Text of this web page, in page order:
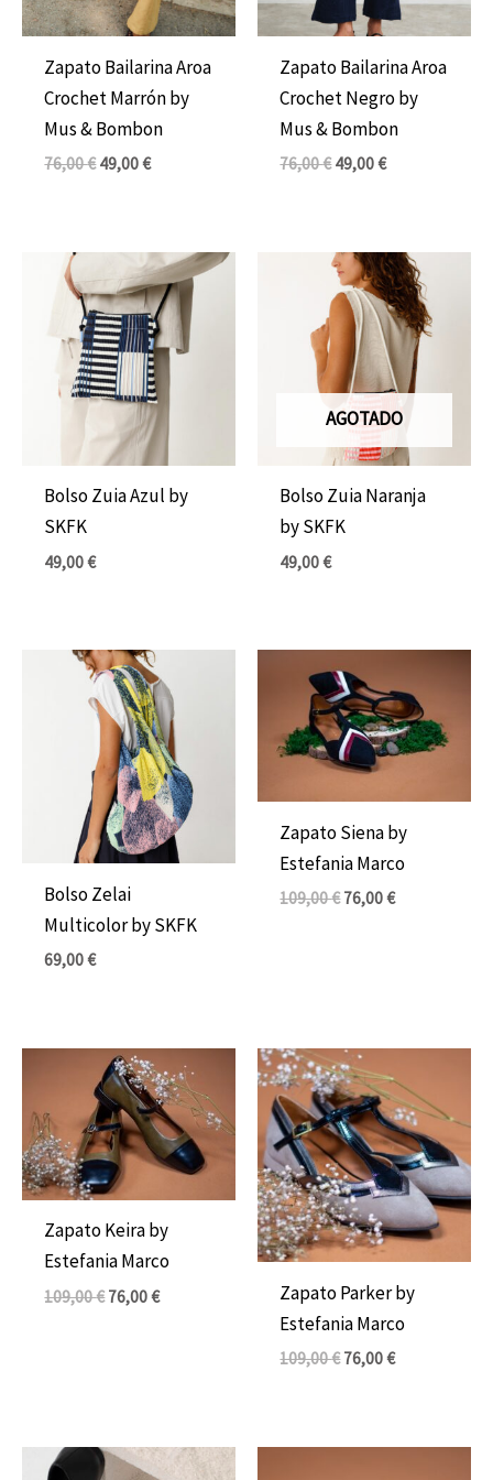
Zapato Bailarina Aroa
Crochet Marrón by
Mus & Bombon
76,00€49,00€
Zapato Bailarina Aroa
Crochet Negro by
Mus & Bombon
76,00€49,00€
Bolso Zuia Azul by
SKFK
49,00€
AGOTADO
Bolso Zuia Naranja
by SKFK
49,00€
Bolso Zelai
Multicolor by SKFK
69,00€
Zapato Siena by
Estefania Marco
109,00€
precio
original
era:
109,00 €.
76,00€
actual
es:
76,00 €.
Zapato Keira by
Estefania Marco
109,00€
El
precio
original
era:
109,00 €.
76,00€
precio
actual
es:
76,00 €.
Zapato Parker by
Estefania Marco
109,00€
El
precio
original
era:
109,00 €.
76,00€
precio
actual
es:
76,00 €.
El
El